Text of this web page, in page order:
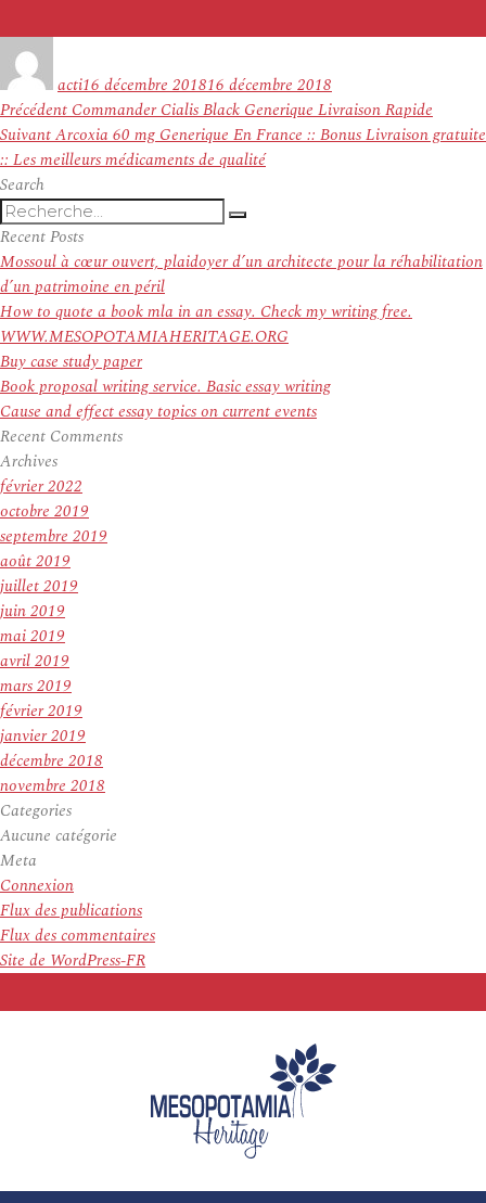
actile
16 décembre 201816 décembre 2018
Navigation
de
l’article
Précédent Article
précédent :
Commander Cialis Black Generique Livraison Rapide
SuivantArticle
suivant :
Arcoxia 60 mg Generique En France :: Bonus Livraison gratuite
:: Les meilleurs médicaments de qualité
Search
Recherche
pour
:
Recherche
Recent Posts
Mossoul à cœur ouvert, plaidoyer d’un architecte pour la réhabilitation
d’un patrimoine en péril
How to quote a book mla in an essay. Check my writing free.
WWW.MESOPOTAMIAHERITAGE.ORG
Buy case study paper
Book proposal writing service. Basic essay writing
Cause and effect essay topics on current events
Recent Comments
Archives
février 2022
octobre 2019
septembre 2019
août 2019
juillet 2019
juin 2019
mai 2019
avril 2019
mars 2019
février 2019
janvier 2019
décembre 2018
novembre 2018
Categories
Aucune catégorie
Meta
Connexion
Flux des publications
Flux des commentaires
Site de WordPress-FR